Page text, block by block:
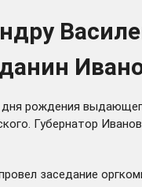
дня рождения
Губернатор
провел заседание